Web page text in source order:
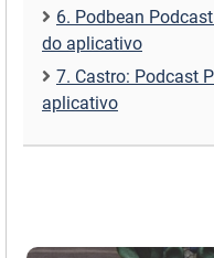
6. Podbean
do aplicativo
7. Castro: Podcast
aplicativo